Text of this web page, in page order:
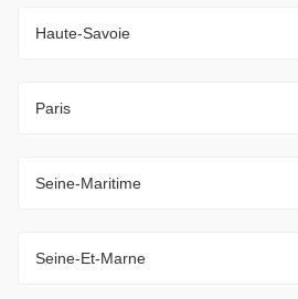
Haute-Savoie
Paris
Seine-Maritime
Seine-Et-Marne